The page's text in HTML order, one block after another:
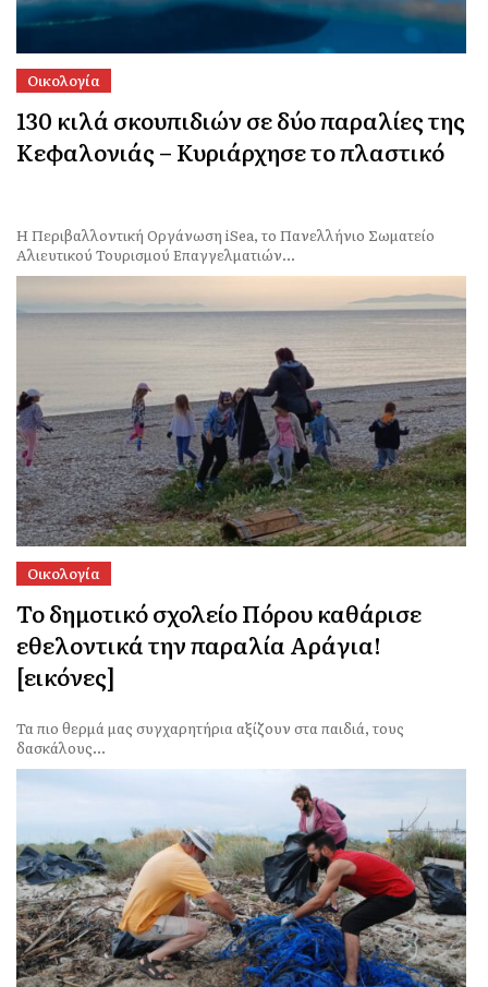
Οικολογία
130 κιλά σκουπιδιών σε δύο παραλίες της
Κεφαλονιάς – Κυριάρχησε το πλαστικό
Η Περιβαλλοντική Οργάνωση iSea, το Πανελλήνιο Σωματείο
Αλιευτικού Τουρισμού Επαγγελματιών...
Οικολογία
Το δημοτικό σχολείο Πόρου καθάρισε
εθελοντικά την παραλία Αράγια!
[εικόνες]
Τα πιο θερμά μας συγχαρητήρια αξίζουν στα παιδιά, τους
δασκάλους...